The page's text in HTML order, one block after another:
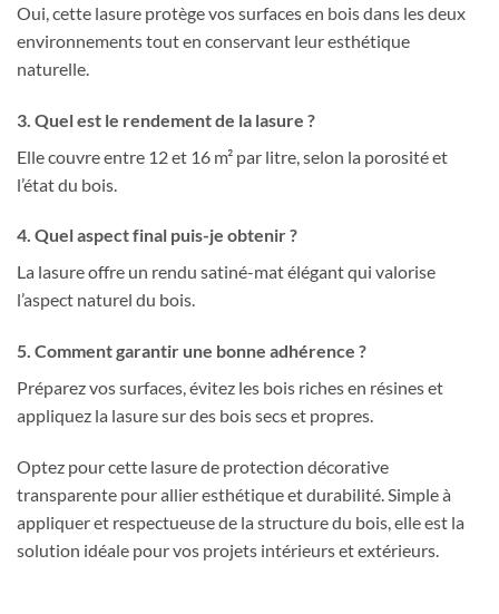
Oui, cette lasure protège vos surfaces en bois dans les deux
environnements tout en conservant leur esthétique
naturelle.
3. Quel est le rendement de la lasure ?
Elle couvre entre 12 et 16 m² par litre, selon la porosité et
l’état du bois.
4. Quel aspect final puis-je obtenir ?
La lasure offre un rendu satiné-mat élégant qui valorise
l’aspect naturel du bois.
5. Comment garantir une bonne adhérence ?
Préparez vos surfaces, évitez les bois riches en résines et
appliquez la lasure sur des bois secs et propres.
Optez pour cette lasure de protection décorative
transparente pour allier esthétique et durabilité. Simple à
appliquer et respectueuse de la structure du bois, elle est la
solution idéale pour vos projets intérieurs et extérieurs.